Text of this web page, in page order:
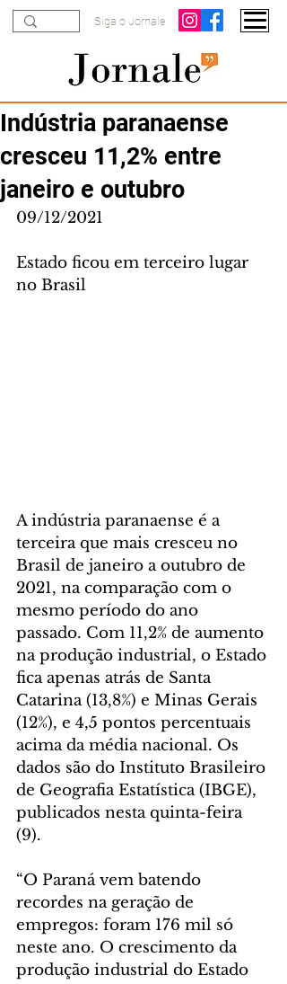
Siga o Jornale
Indústria paranaense
cresceu 11,2% entre
janeiro e outubro
09/12/2021
Estado ficou em terceiro lugar
no Brasil
A indústria paranaense é a
terceira que mais cresceu no
Brasil de janeiro a outubro de
2021, na comparação com o
mesmo período do ano
passado. Com 11,2% de aumento
na produção industrial, o Estado
fica apenas atrás de Santa
Catarina (13,8%) e Minas Gerais
(12%), e 4,5 pontos percentuais
acima da média nacional. Os
dados são do Instituto Brasileiro
de Geografia Estatística (IBGE),
publicados nesta quinta-feira
(9).
“O Paraná vem batendo
recordes na geração de
empregos: foram 176 mil só
neste ano. O crescimento da
produção industrial do Estado